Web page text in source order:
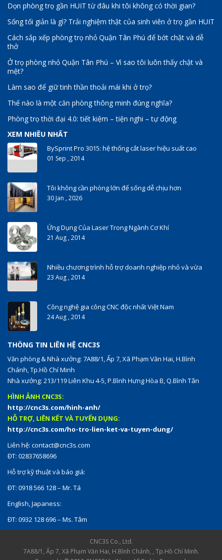
Dọn phòng trọ gần HUIT từ đâu khi tôi không có thời gian?
Sống tối giản là gì? Trải nghiệm thật của sinh viên ở trọ gần HUIT
Cách sắp xếp phòng trọ nhỏ Quận Tân Phú để bớt chật và dễ
thở
Ở trọ phòng nhỏ Quận Tân Phú – Vì sao tôi luôn thấy chật và
mệt?
Làm sao để giữ tinh thần thoải mái khi ở trọ?
Thế nào là một căn phòng thông minh đúng nghĩa?
Phòng trọ thời đại 4.0: tiết kiệm – tiện nghi – tự động
XEM NHIỀU NHẤT
BySprint Pro 3015: hệ thống cắt laser hiệu suất cao
01 Sep , 2014
Tôi không cần phòng lớn để sống dễ chịu hơn
30 Jan , 2026
Ứng Dụng Của Laser Trong Ngành Cơ Khí
21 Aug , 2014
Nhiều chương trình hỗ trợ doanh nghiệp nhỏ và vừa
23 Aug , 2014
Công nghệ gia công CNC độc nhất Việt Nam
24 Aug , 2014
THÔNG TIN LIÊN HỆ CNC3S
Văn phòng & Nhà xưởng: 7A88/1, Ấp 7, Xã Phạm Văn Hai, H.Bình
Chánh, Tp.Hồ Chí Minh
Nhà xưởng: 213/119 Liên Khu 4-5, P.Bình Hưng Hòa B, Q.Bình Tân
HÌNH ẢNH CNC3S:
http://cnc3s.com/hinh-anh/
HỖ TRỢ, LIÊN KẾT VÀ TUYỂN DỤNG:
http://cnc3s.com/ho-tro-lien-ket-va-tuyen-dung/
Liên hệ: contact@cnc3s.com
ĐT: 02837658696
Hỗ trợ kỹ thuật và báo giá:
ĐT: 0918 566 128 – Mr. Tá
English, Japaness:
ĐT: 0932 128 696 – Ms. Tâm
CNC3S Co., Ltd.
7A88/1, Ấp 7, Xã Phạm Văn Hai, H.Bình Chánh, , Tp.Hồ Chí Minh.